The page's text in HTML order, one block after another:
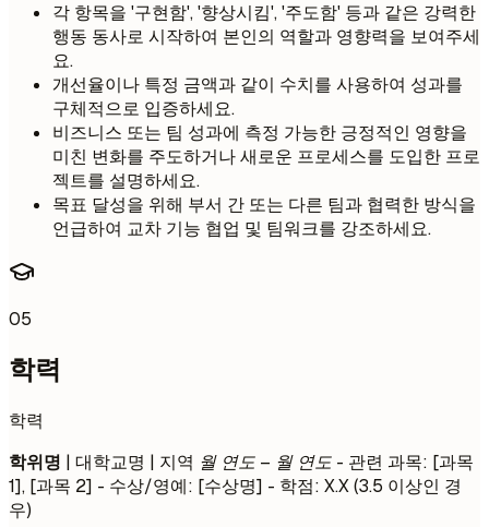
각 항목을 '구현함', '향상시킴', '주도함' 등과 같은 강력한
행동 동사로 시작하여 본인의 역할과 영향력을 보여주세
요.
개선율이나 특정 금액과 같이 수치를 사용하여 성과를
구체적으로 입증하세요.
비즈니스 또는 팀 성과에 측정 가능한 긍정적인 영향을
미친 변화를 주도하거나 새로운 프로세스를 도입한 프로
젝트를 설명하세요.
목표 달성을 위해 부서 간 또는 다른 팀과 협력한 방식을
언급하여 교차 기능 협업 및 팀워크를 강조하세요.
05
학력
학력
학위명 | 대학교명 | 지역 월 연도 – 월 연도 - 관련 과목: [과목
1], [과목 2] - 수상/영예: [수상명] - 학점: X.X (3.5 이상인 경
우)